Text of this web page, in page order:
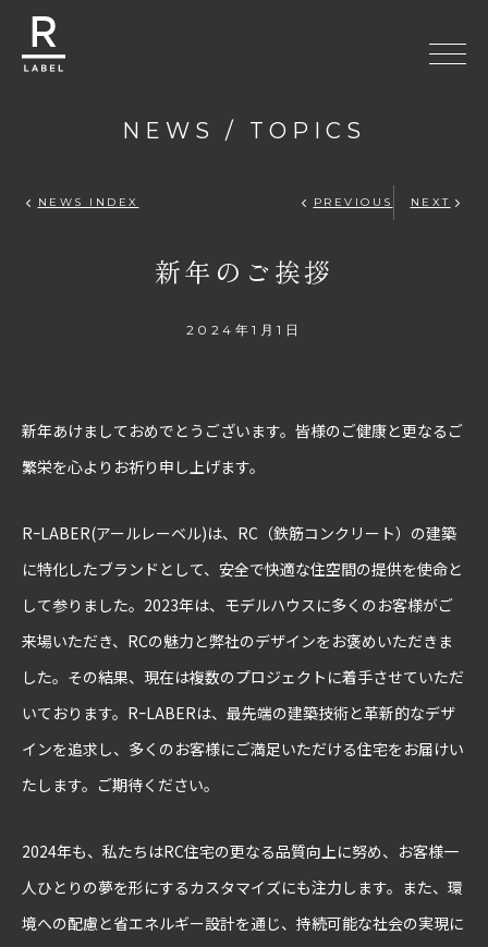
株式会社相川スリーエフ
[ 本社 ]〒273-0011 千葉県船橋市湊町3-7-8
[ R-LABEL八千代緑ヶ丘オフィス ]〒276-0040 千葉県八千代市緑が丘
NEWS / TOPICS
NEWS INDEX PREVIOUS NEXT
新年のご挨拶
2024年1月1日
新年あけましておめでとうございます。皆様のご健康と更なるご
繁栄を心よりお祈り申し上げます。
RｰLABER(アールレーベル)は、RC（鉄筋コンクリート）の建築
に特化したブランドとして、安全で快適な住空間の提供を使命と
して参りました。2023年は、モデルハウスに多くのお客様がご
来場いただき、RCの魅力と弊社のデザインをお褒めいただきま
した。その結果、現在は複数のプロジェクトに着手させていただ
いております。RｰLABERは、最先端の建築技術と革新的なデザ
インを追求し、多くのお客様にご満足いただける住宅をお届けい
たします。ご期待ください。
2024年も、私たちはRC住宅の更なる品質向上に努め、お客様一
人ひとりの夢を形にするカスタマイズにも注力します。また、環
境への配慮と省エネルギー設計を通じ、持続可能な社会の実現に